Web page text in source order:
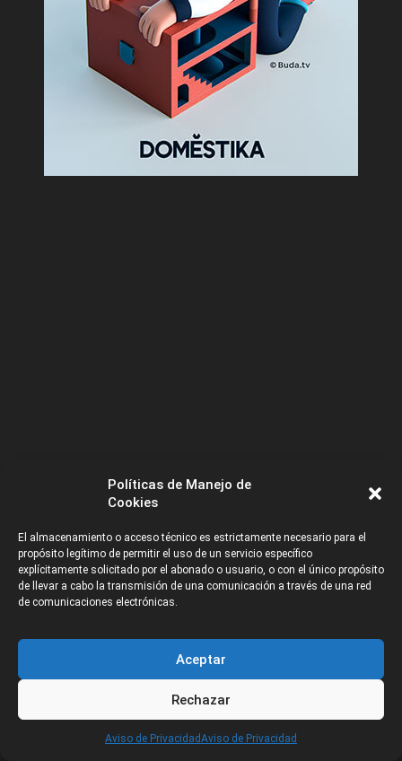
Políticas de Manejo de
Cookies
El almacenamiento o acceso técnico es estrictamente necesario para el
propósito legítimo de permitir el uso de un servicio específico
explícitamente solicitado por el abonado o usuario, o con el único propósito
de llevar a cabo la transmisión de una comunicación a través de una red
de comunicaciones electrónicas.
Aceptar
Rechazar
Aviso de PrivacidadAviso de Privacidad
Galerías de Artistas